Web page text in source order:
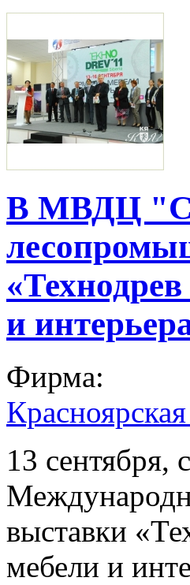
В МВДЦ
и
Фирма:
13 сентября,
выставки
мебели и